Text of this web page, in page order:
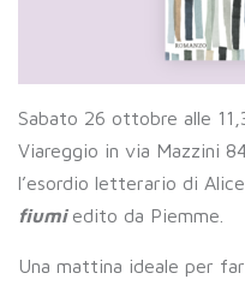
Sabato 26 ottobre alle
Viareggio in via Mazzini
l’esordio letterario di
fiumi edito da Piemme.
Una mattina ideale per